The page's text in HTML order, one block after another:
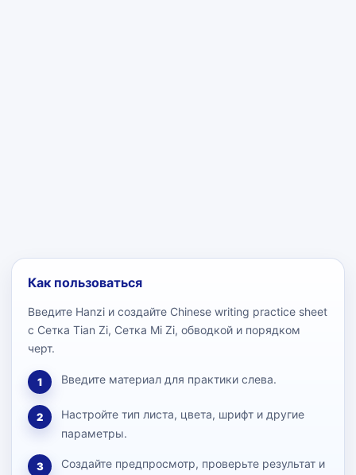
Как пользоваться
Введите Hanzi и создайте Chinese writing practice sheet
с Сетка Tian Zi, Сетка Mi Zi, обводкой и порядком
черт.
1 Введите материал для практики слева.
2
Настройте тип листа, цвета, шрифт и другие
параметры.
3
Создайте предпросмотр, проверьте результат и